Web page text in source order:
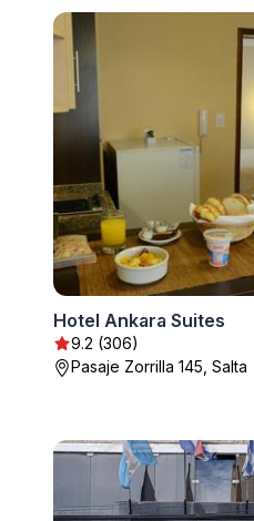
Hotel Ankara Suites
9.2 (306)
Pasaje Zorrilla 145, Salta